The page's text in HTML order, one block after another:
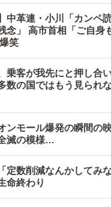
中革連・小川「カンペ
念」 高市首相「ご自身
笑
乗客が我先にと押し合
数の国ではもう見られ
ンモール爆発の瞬間の
滅の模様…
定数削減なんかしてみな
命終わり